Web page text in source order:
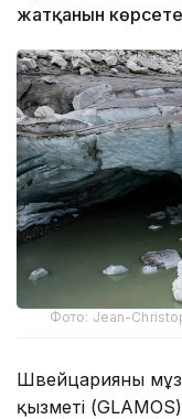
жатқанын
Фото: Jean-
Швейцарияның
қызметі